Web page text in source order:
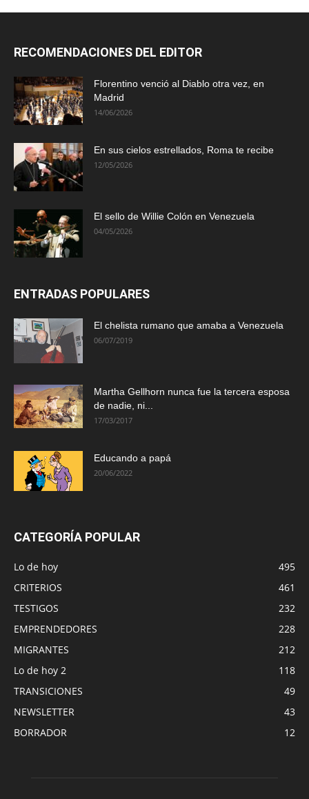
RECOMENDACIONES DEL EDITOR
Florentino venció al Diablo otra vez, en
Madrid
14/06/2026
En sus cielos estrellados, Roma te recibe
12/05/2026
El sello de Willie Colón en Venezuela
04/05/2026
ENTRADAS POPULARES
El chelista rumano que amaba a Venezuela
06/07/2019
Martha Gellhorn nunca fue la tercera esposa
de nadie, ni...
17/03/2017
Educando a papá
20/06/2022
CATEGORÍA POPULAR
Lo de hoy
495
CRITERIOS
461
TESTIGOS
232
EMPRENDEDORES
228
MIGRANTES
212
Lo de hoy 2
118
TRANSICIONES
49
NEWSLETTER
43
BORRADOR
12